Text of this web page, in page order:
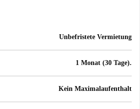
Unbefristete Vermietung
1 Monat (30 Tage).
Kein Maximalaufenthalt